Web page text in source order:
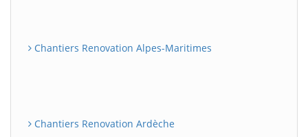
Chantiers Renovation Alpes-Maritimes
Chantiers Renovation Ardèche